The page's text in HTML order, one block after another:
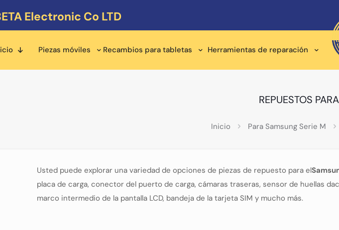
Electronic Co LTD
Piezas móviles Recambios para tabletas Herramientas de reparación
REPUESTOS
Inicio Para Samsung Serie M
Usted puede explorar una variedad de opciones de piezas de repuesto para el
placa de carga, conector del puerto de carga, cámaras traseras, sensor de huellas
marco intermedio de la pantalla LCD, bandeja de la tarjeta SIM y mucho más.